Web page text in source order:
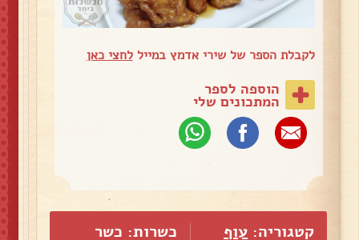
לקבלת הספר של שירי אדמץ במייללחצי כאן
הוספה לספר
המתכונים שלי
קטגוריה: עוף
כשרות: כשר